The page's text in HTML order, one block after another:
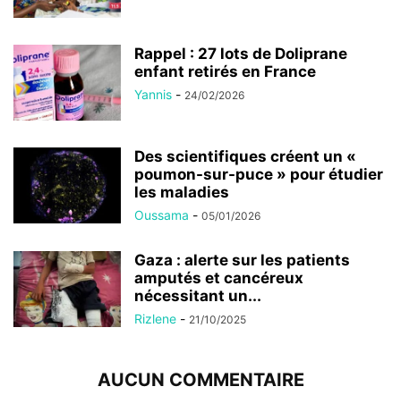
Rappel : 27 lots de Doliprane
enfant retirés en France
Yannis - 24/02/2026
Des scientifiques créent un «
poumon-sur-puce » pour étudier
les maladies
Oussama - 05/01/2026
Gaza : alerte sur les patients
amputés et cancéreux
nécessitant un...
Rizlene - 21/10/2025
AUCUN COMMENTAIRE